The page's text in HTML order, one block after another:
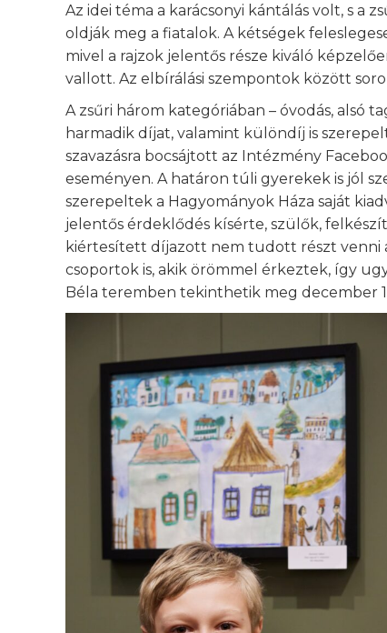
Az idei téma a karácsonyi kántálás volt, s a
oldják meg a fiatalok. A kétségek
mivel a rajzok jelentős része kiváló
vallott. Az elbírálási szempontok között
A zsűri három kategóriában – óvodás, alsó
harmadik díjat, valamint különdíj is
szavazásra bocsájtott az Intézmény
eseményen. A határon túli gyerekek is jól
szerepeltek a Hagyományok Háza saját
jelentős érdeklődés kísérte, szülők,
kiértesített díjazott nem tudott részt venni
csoportok is, akik örömmel érkeztek, így
Béla teremben tekinthetik meg december